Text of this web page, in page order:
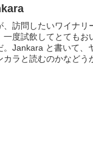
、訪問したいワイナリ
一度試飲してとても
。Jankara と書いて、
ラと読むのかなどう